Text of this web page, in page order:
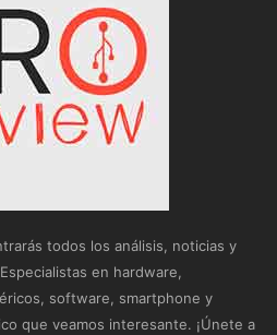
todos los análisis, noticias y
en hardware,
software, smartphone y
que veamos interesante. ¡Únete a